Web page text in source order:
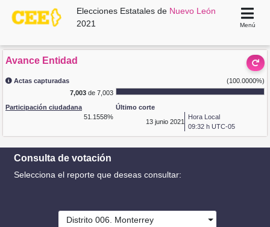
Elecciones Estatales de Nuevo León
2021
Menú
Avance Entidad
Actas capturadas
(100.0000%)
7,003de 7,003
Participación ciudadana
51.1558%
Último corte
13 junio 2021
Hora Local
09:32 h UTC-05
Consulta de votación
Selecciona el reporte que deseas consultar:
Distrito 006. Monterrey